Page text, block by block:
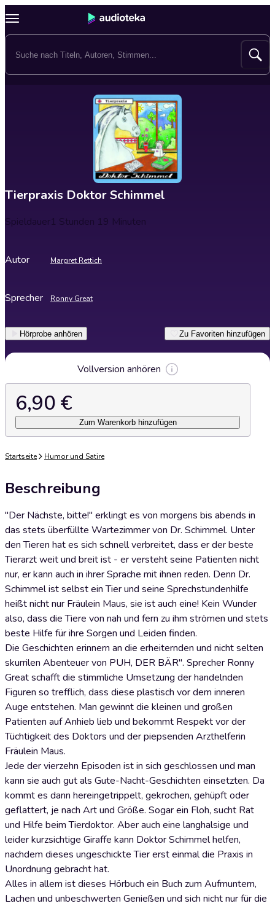
Tierpraxis Doktor Schimmel
Spieldauer1 Stunden 19 Minuten
Autor Margret Rettich
Sprecher Ronny Great
Hörprobe anhören Zu Favoriten hinzufügen
Vollversion anhören
6,90 €
Zum Warenkorb hinzufügen
Startseite Humor und Satire
Beschreibung
"Der Nächste, bitte!" erklingt es von morgens bis abends in
das stets überfüllte Wartezimmer von Dr. Schimmel. Unter
den Tieren hat es sich schnell verbreitet, dass er der beste
Tierarzt weit und breit ist - er versteht seine Patienten nicht
nur, er kann auch in ihrer Sprache mit ihnen reden. Denn Dr.
Schimmel ist selbst ein Tier und seine Sprechstundenhilfe
heißt nicht nur Fräulein Maus, sie ist auch eine! Kein Wunder
also, dass die Tiere von nah und fern zu ihm strömen und stets
beste Hilfe für ihre Sorgen und Leiden finden.
Die Geschichten erinnern an die erheiternden und nicht selten
skurrilen Abenteuer von PUH, DER BÄR". Sprecher Ronny
Great schafft die stimmliche Umsetzung der handelnden
Figuren so trefflich, dass diese plastisch vor dem inneren
Auge entstehen. Man gewinnt die kleinen und großen
Patienten auf Anhieb lieb und bekommt Respekt vor der
Tüchtigkeit des Doktors und der piepsenden Arzthelferin
Fräulein Maus.
Jede der vierzehn Episoden ist in sich geschlossen und man
kann sie auch gut als Gute-Nacht-Geschichten einsetzten. Da
kommt es dann hereingetrippelt, gekrochen, gehüpft oder
geflattert, je nach Art und Größe. Sogar ein Floh, sucht Rat
und Hilfe beim Tierdoktor. Aber auch eine langhalsige und
leider kurzsichtige Giraffe kann Doktor Schimmel helfen,
nachdem dieses ungeschickte Tier erst einmal die Praxis in
Unordnung gebracht hat.
Alles in allem ist dieses Hörbuch ein Buch zum Aufmuntern,
Lachen und unbeschwerten Genießen und sich nicht nur für die